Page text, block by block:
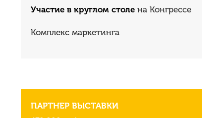
Участие в круглом столе на Конгрессе
Комплекс маркетинга
ПАРТНЕР ВЫСТАВКИ